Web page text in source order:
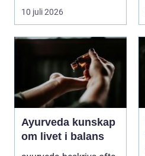
försämras, leendet
10 juli 2026
Ayurveda kunskap
om livet i balans